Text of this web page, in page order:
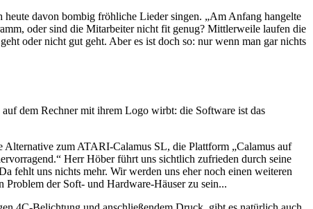
davon bombig fröhliche Lieder singen. „Am Anfang hangelte
oder sind die Mitarbeiter nicht fit genug? Mittlerweile laufen die
oder nicht gut geht. Aber es ist doch so: nur wenn man gar nichts
dem Rechner mit ihrem Logo wirbt: die Software ist das
zum ATARI-Calamus SL, die Plattform „Calamus auf
Herr Höber führt uns sichtlich zufrieden durch seine
fehlt uns nichts mehr. Wir werden uns eher noch einen weiteren
der Soft- und Hardware-Häuser zu sein...